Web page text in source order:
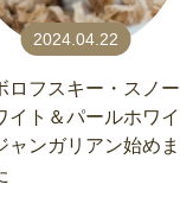
2024.04.22
ロフスキー・スノー
イト＆パールホワイ
ャンガリアン始めま